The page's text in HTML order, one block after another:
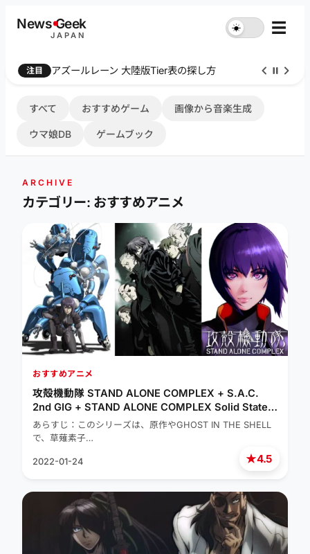
NewsGeek
JAPAN
☀︎ ☰
注目 Farthest Frontier 序盤攻略
すべて おすすめゲーム 画像から音楽生成
ウマ娘DB ゲームブック
ARCHIVE
カテゴリー: おすすめアニメ
★4.5
おすすめアニメ
攻殻機動隊 STAND ALONE COMPLEX + S.A.C.
2nd GIG + STAND ALONE COMPLEX Solid State
Society + SAC_2045｜2002秋
あらすじ：このシリーズは、原作やGHOST IN THE SHELL
で、草薙素子…
2022-01-24